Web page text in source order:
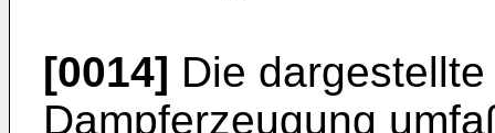
[0014] Die
Dampferzeugung